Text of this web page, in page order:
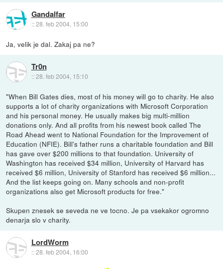
Gandalfar
::28. feb 2004, 15:00
Ja, velik je dal. Zakaj pa ne?
Tr0n
::28. feb 2004, 15:10
"When Bill Gates dies, most of his money will go to charity. He also
supports a lot of charity organizations with Microsoft Corporation
and his personal money. He usually makes big multi-million
donations only. And all profits from his newest book called The
Road Ahead went to National Foundation for the Improvement of
Education (NFIE). Bill's father runs a charitable foundation and Bill
has gave over $200 millions to that foundation. University of
Washington has received $34 million, University of Harvard has
received $6 million, University of Stanford has received $6 million...
And the list keeps going on. Many schools and non-profit
organizations also get Microsoft products for free."
Skupen znesek se seveda ne ve tocno. Je pa vsekakor ogromno
denarja slo v charity.
LordWorm
::28. feb 2004, 16:00